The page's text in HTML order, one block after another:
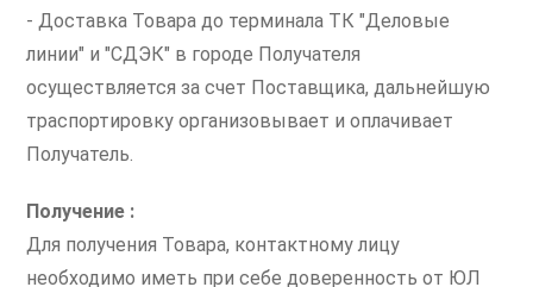
- Доставка Товара до терминала ТК "Деловые
линии" и "СДЭК" в городе Получателя
осуществляется за счет Поставщика, дальнейшую
траспортировку организовывает и оплачивает
Получатель.
Получение :
Для получения Товара, контактному лицу
необходимо иметь при себе доверенность от ЮЛ